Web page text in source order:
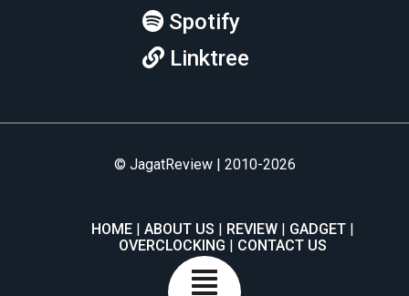
Spotify
Linktree
© JagatReview | 2010-2026
HOME ABOUT US REVIEW
GADGET
OVERCLOCKING
CONTACT US